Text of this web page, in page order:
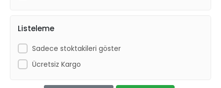
Listeleme
Sadece stoktakileri göster
Ücretsiz Kargo